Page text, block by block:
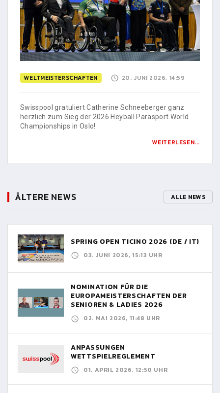
WELTMEISTERSCHAFTEN 20. JUNI 2026, 14:59
Swisspool gratuliert Catherine Schneeberger ganz
herzlich zum Sieg der 2026 Heyball Parasport World
Championships in Oslo!
WEITERLESEN...
ÄLTERE NEWS ALLE NEWS
SPRING OPEN TICINO 2026 (DE / IT)
03. JUNI 2026, 15:13 UHR
NOMINATION FÜR DIE
EUROPAMEISTERSCHAFTEN DER
SENIOREN & LADIES 2026
02. MAI 2026, 11:48 UHR
ANPASSUNGEN
WETTSPIELREGLEMENT
01. APRIL 2026, 12:50 UHR